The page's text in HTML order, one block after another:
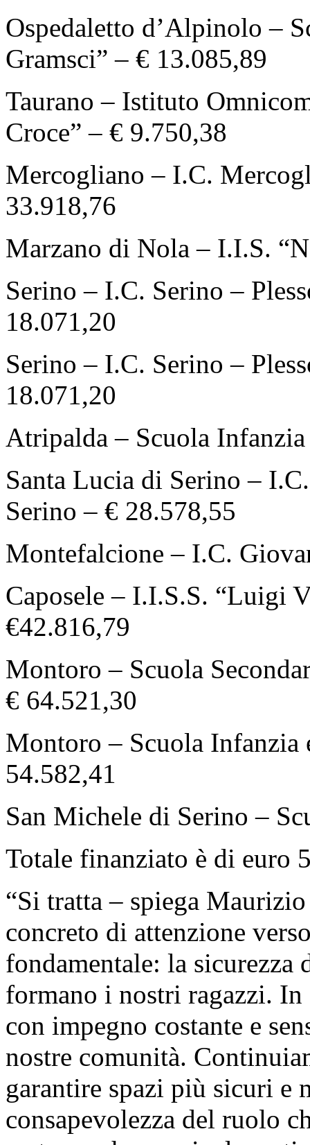
Ospedaletto d’Alpinolo –
Gramsci” – € 13.085,89
Taurano – Istituto
Croce” – € 9.750,38
Mercogliano – I.C.
33.918,76
Marzano di Nola – I.I.S.
Serino – I.C. Serino –
18.071,20
Serino – I.C. Serino –
18.071,20
Atripalda – Scuola
Santa Lucia di Serino –
Serino – € 28.578,55
Montefalcione – I.C.
Caposele – I.I.S.S. “Luigi
€42.816,79
Montoro – Scuola
€ 64.521,30
Montoro – Scuola Infanzia
54.582,41
San Michele di Serino –
Totale finanziato è di euro
“Si tratta – spiega
concreto di attenzione
fondamentale: la
formano i nostri ragazzi.
con impegno costante e
nostre comunità.
garantire spazi più sicuri e
consapevolezza del ruolo